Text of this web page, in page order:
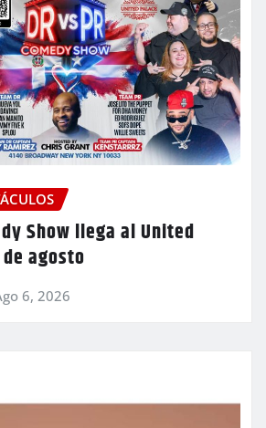
Show llega al United
agosto
6, 2026